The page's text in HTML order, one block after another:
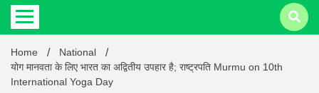
Latest
Home
National
योग मानवता के लिए भारत का अद्वितीय उपहार है; राष्ट्रपति Murmu on 10th
International Yoga Day